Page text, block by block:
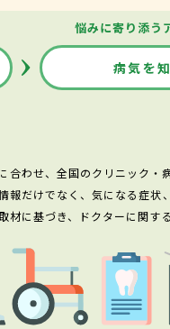
悩みに寄り添う
病気を
合わせ、全国のクリニック
だけでなく、気になる症
材に基づき、ドクターに関す